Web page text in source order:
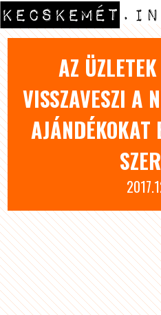
AZ
VISSZAVESZI A
AJÁNDÉKOKAT